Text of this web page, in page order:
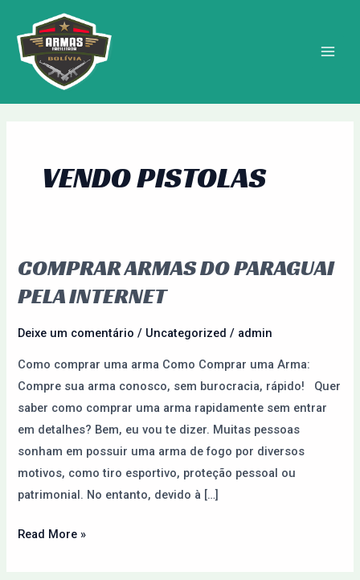
para
conteúdo
VENDO PISTOLAS
COMPRAR ARMAS DO PARAGUAI
PELA INTERNET
Deixe um comentário / Uncategorized / admin
Como comprar uma arma Como Comprar uma Arma:
Compre sua arma conosco, sem burocracia, rápido! Quer
saber como comprar uma arma rapidamente sem entrar
em detalhes? Bem, eu vou te dizer. Muitas pessoas
sonham em possuir uma arma de fogo por diversos
motivos, como tiro esportivo, proteção pessoal ou
patrimonial. No entanto, devido à […]
Comprar
do
Paraguai
Internet
Read More »